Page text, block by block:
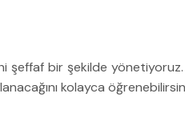
şeffaf bir şekilde
kolayca